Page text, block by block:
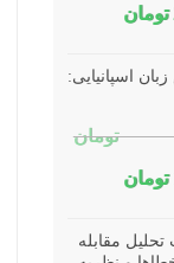
تومان
اسپانیایی:
تومان
12,000,000 تومان
تومان
مقابله